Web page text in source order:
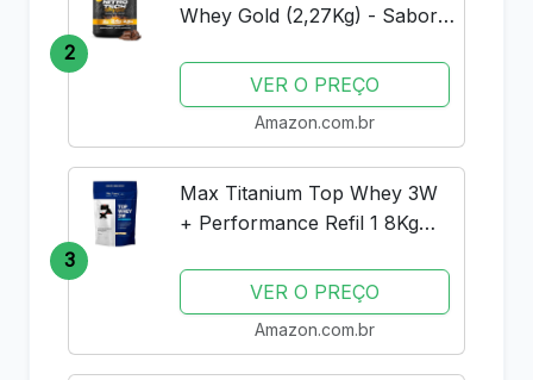
2
Whey Gold (2,27Kg) - Sabor
Muscle TechVER O PREÇO
Amazon.com.br
3
Max Titanium Top Whey 3W
+ Performance Refil 1 8Kg
VER O PREÇO
Amazon.com.br